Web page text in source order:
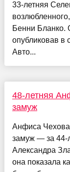
33-летняя
Бенни Бланко.
опубликовав в
Авто...
48-летняя
замуж
Анфиса
замуж — за 44-
Александра
она показала